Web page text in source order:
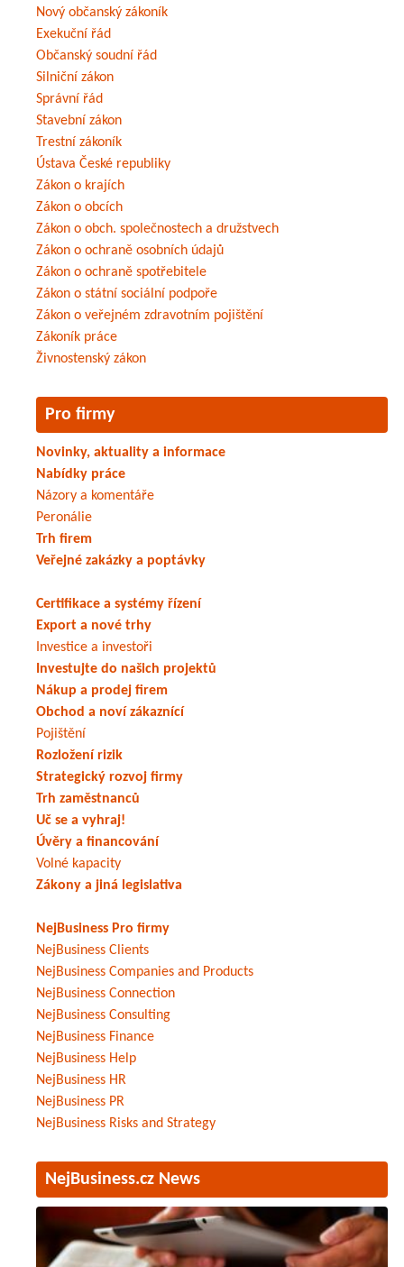
Nový občanský zákoník
Exekuční řád
Občanský soudní řád
Silniční zákon
Správní řád
Stavební zákon
Trestní zákoník
Ústava České republiky
Zákon o krajích
Zákon o obcích
Zákon o obch. společnostech a družstvech
Zákon o ochraně osobních údajů
Zákon o ochraně spotřebitele
Zákon o státní sociální podpoře
Zákon o veřejném zdravotním pojištění
Zákoník práce
Živnostenský zákon
Pro firmy
Novinky, aktuality a informace
Nabídky práce
Názory a komentáře
Peronálie
Trh firem
Veřejné zakázky a poptávky
Certifikace a systémy řízení
Export a nové trhy
Investice a investoři
Investujte do našich projektů
Nákup a prodej firem
Obchod a noví zákaznící
Pojištění
Rozložení rizik
Strategický rozvoj firmy
Trh zaměstnanců
Uč se a vyhraj!
Úvěry a financování
Volné kapacity
Zákony a jiná legislativa
NejBusiness Pro firmy
NejBusiness Clients
NejBusiness Companies and Products
NejBusiness Connection
NejBusiness Consulting
NejBusiness Finance
NejBusiness Help
NejBusiness HR
NejBusiness PR
NejBusiness Risks and Strategy
NejBusiness.cz News